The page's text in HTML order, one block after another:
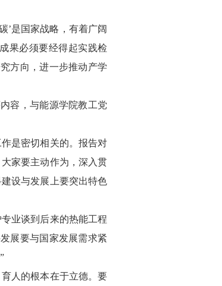
’是国家战略，有着广阔
果必须要经得起实践检
方向，进一步推动产学
容，与能源学院教工党
是密切相关的。报告对
家要主动作为，深入贯
设与发展上要突出特色
业谈到后来的热能工程
展要与国家发展需求紧
人的根本在于立德。要